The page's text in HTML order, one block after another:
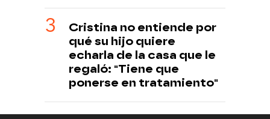
Cristina no entiende por
qué su hijo quiere
echarla de la casa que le
regaló: "Tiene que
ponerse en tratamiento"